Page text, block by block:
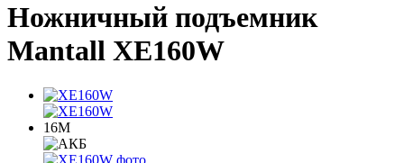
Ножничный подъемник
Mantall XE160W
16М